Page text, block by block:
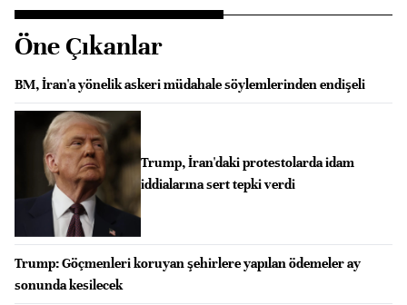
Öne Çıkanlar
BM, İran'a yönelik askeri müdahale söylemlerinden endişeli
Trump, İran'daki protestolarda idam
iddialarına sert tepki verdi
Trump: Göçmenleri koruyan şehirlere yapılan ödemeler ay
sonunda kesilecek